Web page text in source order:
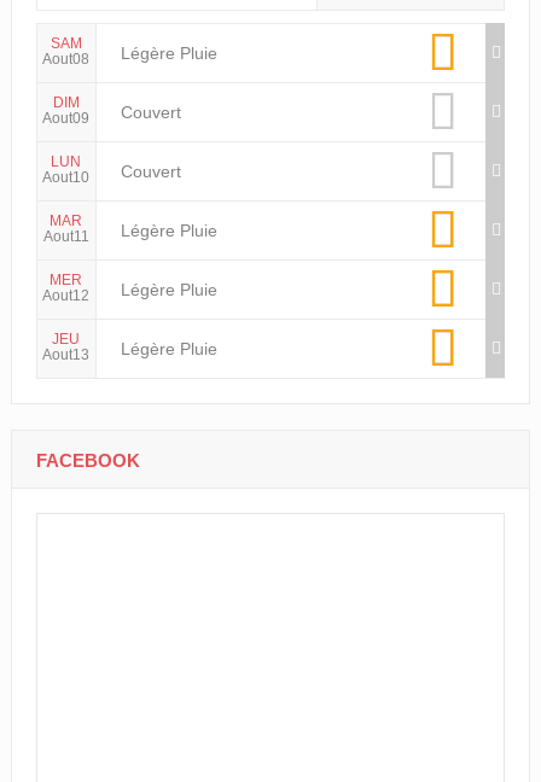
SAM
Aout08
Légère Pluie
DIM
Aout09
Couvert
LUN
Aout10
Couvert
MAR
Aout11
Légère Pluie
MER
Aout12
Légère Pluie
JEU
Aout13
Légère Pluie
FACEBOOK